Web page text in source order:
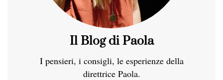
Il Blog di Paola
I pensieri, i consigli, le esperienze della
direttrice Paola.